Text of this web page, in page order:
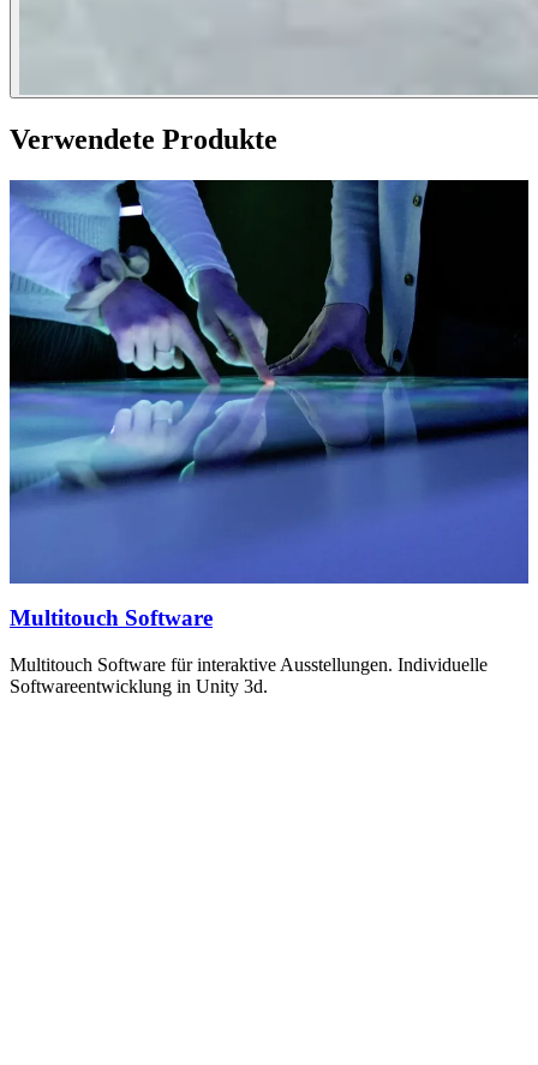
Verwendete Produkte
Multitouch Software
Multitouch Software für interaktive Ausstellungen. Individuelle
Softwareentwicklung in Unity 3d.